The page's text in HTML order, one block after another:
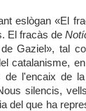
eslògan «El
El fracàs de
Gaziel», tal
catalanisme,
l'encaix de
silencis,
del que ha